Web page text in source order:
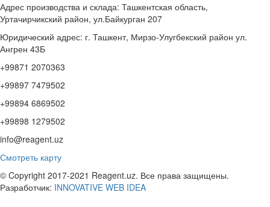
Адрес производства и склада: Ташкентская область,
Уртачирчикский район, ул.Байкурган 207
Юридический адрес: г. Ташкент, Мирзо-Улугбекский район ул.
Ангрен 43Б
+99871 2070363
+99897 7479502
+99894 6869502
+99898 1279502
info@reagent.uz
Смотреть карту
© Copyright 2017-2021 Reagent.uz. Все права защищены.
Разработчик: INNOVATIVE WEB IDEA